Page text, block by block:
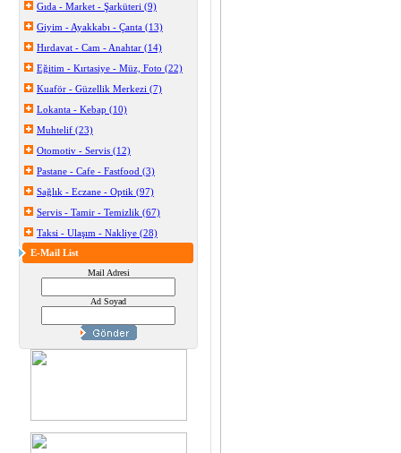
Gıda - Market - Şarküteri (9)
Giyim - Ayakkabı - Çanta (13)
Hırdavat - Cam - Anahtar (14)
Eğitim - Kırtasiye - Müz, Foto (22)
Kuaför - Güzellik Merkezi (7)
Lokanta - Kebap (10)
Muhtelif (23)
Otomotiv - Servis (12)
Pastane - Cafe - Fastfood (3)
Sağlık - Eczane - Optik (97)
Servis - Tamir - Temizlik (67)
Taksi - Ulaşım - Nakliye (28)
E-Mail List
Mail Adresi
Ad Soyad